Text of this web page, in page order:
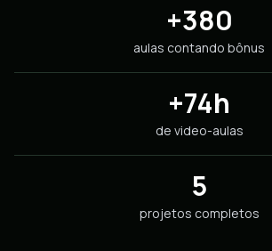
+380
aulas contando bônus
+74h
de video-aulas
5
projetos completos